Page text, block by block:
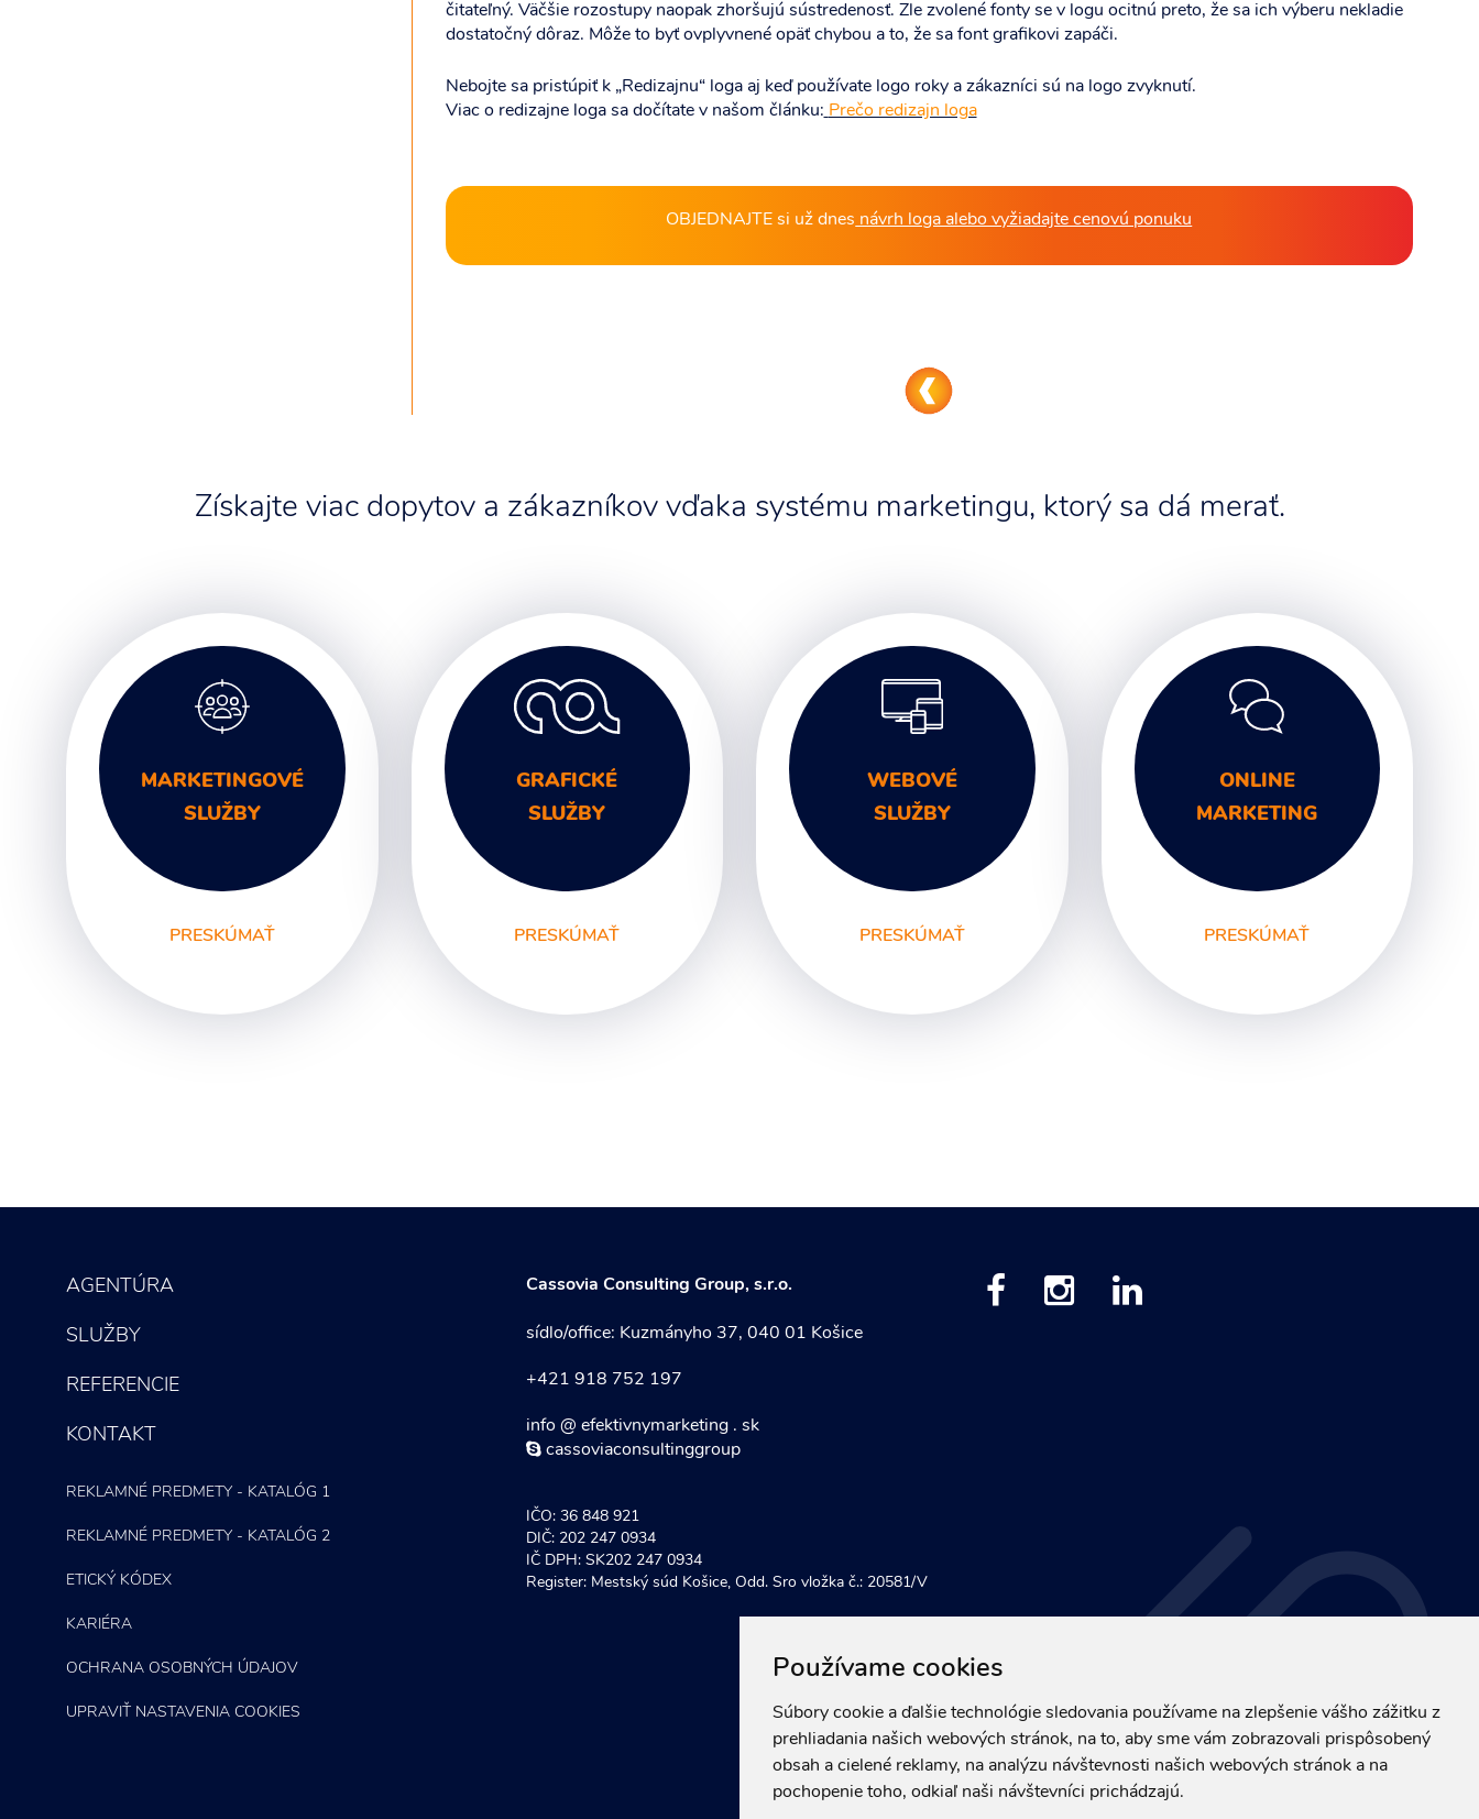
Používame cookies
Súbory cookie a ďalšie technológie sledovania používame na zlepšenie vášho zážitku z
prehliadania našich webových stránok, na to, aby sme vám zobrazovali prispôsobený
obsah a cielené reklamy, na analýzu návštevnosti našich webových stránok a na
pochopenie toho, odkiaľ naši návštevníci prichádzajú.
čitateľný. Väčšie rozostupy naopak zhoršujú sústredenosť. Zle zvolené fonty se v logu ocitnú preto, že sa ich výberu nekladie
dostatočný dôraz. Môže to byť ovplyvnené opäť chybou a to, že sa font grafikovi zapáči.
Nebojte sa pristúpiť k „Redizajnu“ loga aj keď používate logo roky a zákazníci sú na logo zvyknutí.
Viac o redizajne loga sa dočítate v našom článku: Prečo redizajn loga
OBJEDNAJTE si už dnes návrh loga alebo vyžiadajte cenovú ponuku
Získajte viac dopytov a zákazníkov vďaka systému marketingu, ktorý sa dá merať.
MARKETINGOVÉ
SLUŽBY
PRESKÚMAŤ
Digitálny marketing
GRAFICKÉ
SLUŽBY
PRESKÚMAŤ
Grafický Dizajn
WEBOVÉ
SLUŽBY
PRESKÚMAŤ
Unikátne webstránky
ONLINE
MARKETING
PRESKÚMAŤ
SEO
AGENTÚRA
SLUŽBY
REFERENCIE
KONTAKT
REKLAMNÉ PREDMETY - KATALÓG 1
REKLAMNÉ PREDMETY - KATALÓG 2
ETICKÝ KÓDEX
KARIÉRA
OCHRANA OSOBNÝCH ÚDAJOV
UPRAVIŤ NASTAVENIA COOKIES
Cassovia Consulting Group, s.r.o.
sídlo/office: Kuzmányho 37, 040 01 Košice
+421 918 752 197
info @ efektivnymarketing . sk
cassoviaconsultinggroup
IČO: 36 848 921
DIČ: 202 247 0934
IČ DPH: SK202 247 0934
Register: Mestský súd Košice, Odd. Sro vložka č.: 20581/V